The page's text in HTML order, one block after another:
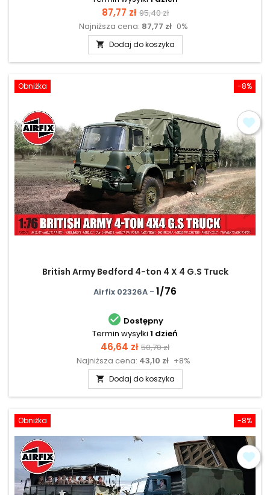
Cena
87,77 zł Cena
podstawowa
95,40 zł
Najniższa cena: 87,77 zł 0%
 Dodaj do koszyka
-8%
Obniżka
British Army Bedford 4-ton 4 X 4 G.S Truck
Airfix 02326A - 1/76
 Dostępny
Termin wysyłki 1 dzień
Cena
46,64 zł Cena
podstawowa
50,70 zł
Najniższa cena: 43,10 zł +8%
 Dodaj do koszyka
-8%
Obniżka